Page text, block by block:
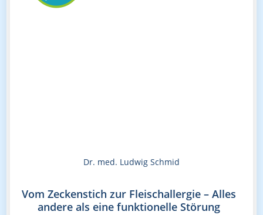
Dr. med. Ludwig Schmid
Vom Zeckenstich zur Fleischallergie – Alles
andere als eine funktionelle Störung